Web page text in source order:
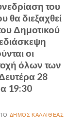
του
θα διεξαχθεί
Δημοτικού
οι
όλων των
28
19:30
ΔΉΜΟΣ ΚΑΛΛΙΘΈΑΣ